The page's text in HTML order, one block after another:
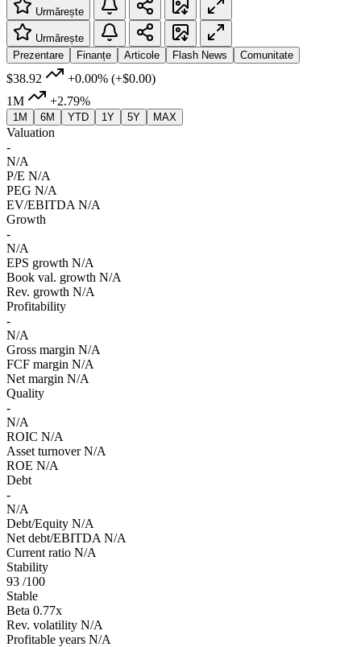
Urmărește
Urmărește
Prezentare
Finanțe Articole Flash News Comunitate
$38.92 +0.00% (+$0.00)
1M
+2.79%
1M 6M YTD 1Y 5Y MAX
Valuation
-
N/A
P/E N/A
PEG N/A
EV/EBITDA N/A
Growth
-
N/A
EPS growth N/A
Book val. growth N/A
Rev. growth N/A
Profitability
-
N/A
Gross margin N/A
FCF margin N/A
Net margin N/A
Quality
-
N/A
ROIC N/A
Asset turnover N/A
ROE N/A
Debt
-
N/A
Debt/Equity N/A
Net debt/EBITDA N/A
Current ratio N/A
Stability
93 /100
Stable
Beta 0.77x
Rev. volatility N/A
Profitable years N/A